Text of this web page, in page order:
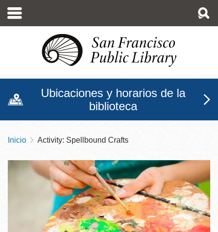
contenido
Ubicaciones y horarios de la
biblioteca
Sobrescribir
enlaces
de
Inicio Activity: Spellbound Crafts